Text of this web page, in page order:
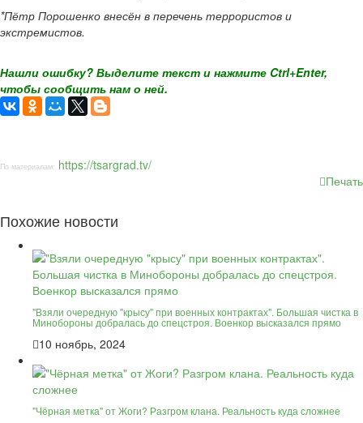
*Пётр Порошенко внесён в перечень террористов и
экстремистов.
Нашли ошибку? Выделите текст и нажмите Ctrl+Enter,
чтобы сообщить нам о ней.
По материалам: https://tsargrad.tv/
Печать
Похожие новости
"Взяли очередную "крысу" при военных контрактах". Большая чистка в
Минобороны добралась до спецстроя. Военкор высказался прямо
10 ноябрь, 2024
"Чёрная метка" от Жоги? Разгром клана. Реальность куда сложнее